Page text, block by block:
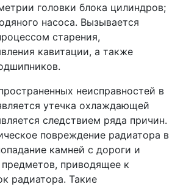
головки блока цилиндров;
насоса. Вызывается
старения,
кавитации, а также
неисправностей в
утечка охлаждающей
следствием ряда причин.
повреждение радиатора в
камней с дороги и
приводящее к
радиатора. Такие